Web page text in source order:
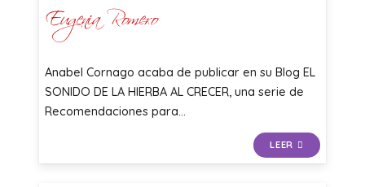
Anabel Cornago acaba de publicar en su Blog EL
SONIDO DE LA HIERBA AL CRECER, una serie de
Recomendaciones para…
LEER